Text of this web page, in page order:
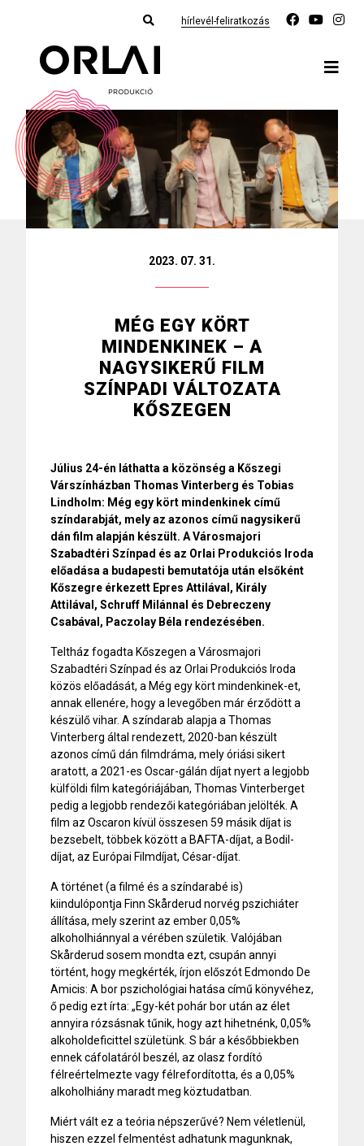
hírlevél-feliratkozás
2023. 07. 31.
MÉG EGY KÖRT
MINDENKINEK – A
NAGYSIKERŰ FILM
SZÍNPADI VÁLTOZATA
KŐSZEGEN
Július 24-én láthatta a közönség a Kőszegi
Várszínházban Thomas Vinterberg és Tobias
Lindholm: Még egy kört mindenkinek című
színdarabját, mely az azonos című nagysikerű
dán film alapján készült. A Városmajori
Szabadtéri Színpad és az Orlai Produkciós Iroda
előadása a budapesti bemutatója után elsőként
Kőszegre érkezett Epres Attilával, Király
Attilával, Schruff Milánnal és Debreczeny
Csabával, Paczolay Béla rendezésében.
Teltház fogadta Kőszegen a Városmajori
Szabadtéri Színpad és az Orlai Produkciós Iroda
közös előadását, a Még egy kört mindenkinek-et,
annak ellenére, hogy a levegőben már érződött a
készülő vihar. A színdarab alapja a Thomas
Vinterberg által rendezett, 2020-ban készült
azonos című dán filmdráma, mely óriási sikert
aratott, a 2021-es Oscar-gálán díjat nyert a legjobb
külföldi film kategóriájában, Thomas Vinterberget
pedig a legjobb rendezői kategóriában jelölték. A
film az Oscaron kívül összesen 59 másik díjat is
bezsebelt, többek között a BAFTA-díjat, a Bodil-
díjat, az Európai Filmdíjat, César-díjat.
A történet (a filmé és a színdarabé is)
kiindulópontja Finn Skårderud norvég pszichiáter
állítása, mely szerint az ember 0,05%
alkoholhiánnyal a vérében születik. Valójában
Skårderud sosem mondta ezt, csupán annyi
történt, hogy megkérték, írjon előszót Edmondo De
Amicis: A bor pszichológiai hatása című könyvéhez,
ő pedig ezt írta: „Egy-két pohár bor után az élet
annyira rózsásnak tűnik, hogy azt hihetnénk, 0,05%
alkoholdeficittel születünk. S bár a későbbiekben
ennek cáfolatáról beszél, az olasz fordító
félreértelmezte vagy félrefordította, és a 0,05%
alkoholhiány maradt meg köztudatban.
Miért vált ez a teória népszerűvé? Nem véletlenül,
hiszen ezzel felmentést adhatunk magunknak,